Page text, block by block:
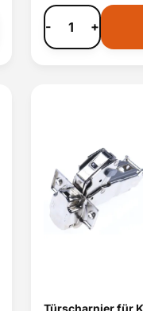
- +
Türscharnier für